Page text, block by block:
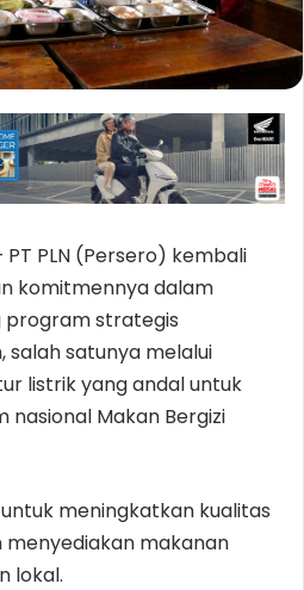
PT PLN (Persero) kembali
komitmennya dalam
program strategis
salah satunya melalui
listrik yang andal untuk
Makan Bergizi
meningkatkan kualitas
makanan
lokal.